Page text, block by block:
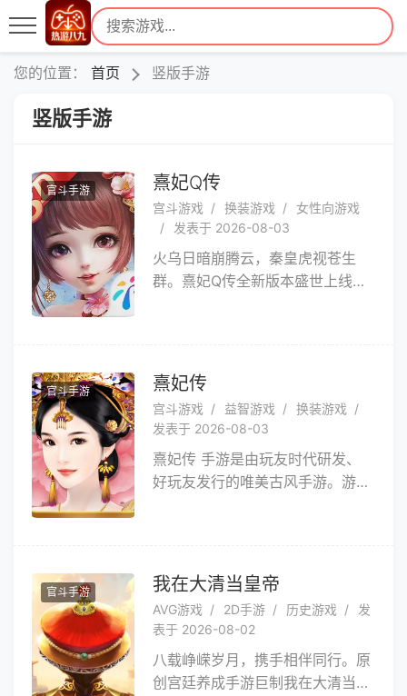
您的位置： 首页 竖版手游
竖版手游
官斗手游 熹妃Q传
宫斗游戏 换装游戏
女性向游戏
发表于 2026-08-03
火乌日暗崩腾云，秦皇虎视苍生
群。熹妃Q传全新版本盛世上线，
触即发，究竟谁人能于其中力压群
雄，战至巅峰？盛邀诸位小主步入
乱世中心，一睹这场风云变幻的古
风纷纭大戏！
官斗手游 熹妃传
宫斗游戏 益智游戏
换装游戏
发表于 2026-08-03
熹妃传 手游是由玩友时代研发、
好玩友发行的唯美古风手游。游戏
十世情缘，寻找你的前世今生。自
在府邸，轻松养成，品味古代生活
之乐。 游戏介绍 最虐心
的穿越之恋，展现一位秀女的成长
历程！ 最深情的美人斗争，
演绎一代女王的爱恨缠绵！
官斗手游 我在大清当皇帝
AVG游戏 2D手游 历史游戏
发
表于 2026-08-02
八载峥嵘岁月，携手相伴同行。原
创宫廷养成手游巨制我在大清当皇